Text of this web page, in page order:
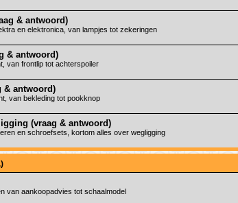
& antwoord)
en elektronica, van lampjes tot zekeringen
& antwoord)
van frontlip tot achterspoiler
& antwoord)
van bekleding tot pookknop
(vraag & antwoord)
en schroefsets, kortom alles over wegligging
van aankoopadvies tot schaalmodel